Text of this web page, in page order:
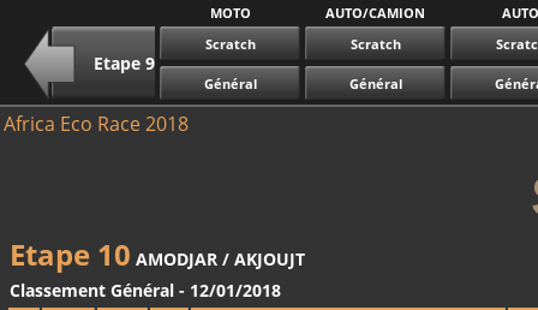
MOTO AUTO/CAMION AUTO
Etape 9
Scratch Scratch
Général Général
Africa Eco Race 2018
Etape 10 AMODJAR / AKJOUJT
Classement Général - 12/01/2018